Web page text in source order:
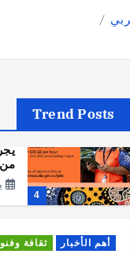
Trend Posts
4
من
أهم الأخبار ثقافة